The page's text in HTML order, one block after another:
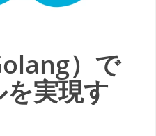
）で
実現す